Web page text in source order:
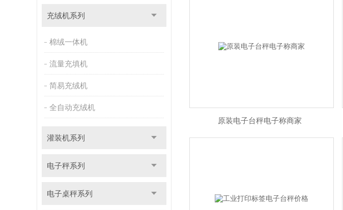
充绒机系列
棉绒一体机
流量充填机
简易充绒机
全自动充绒机
灌装机系列
电子秤系列
电子桌秤系列
原装电子台秤电子称商家